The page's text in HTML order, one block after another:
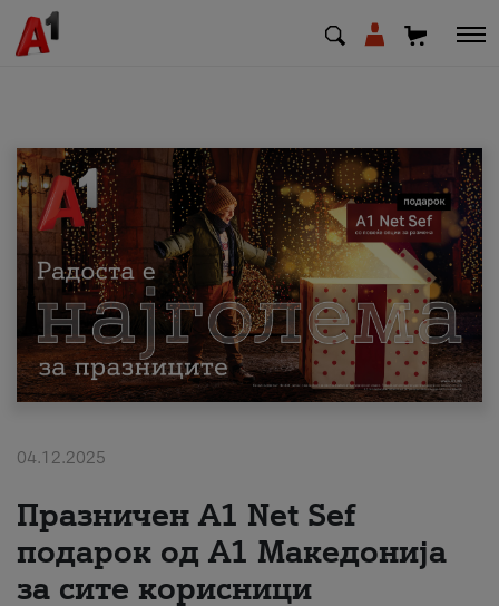
МК EN SQ
Приватни Деловни
Поддршка
Надополни кредит
За нас
#ПодобарОнлајн
04.12.2025
Празничен A1 Net Sеf
подарок од А1 Македонија
за сите корисници